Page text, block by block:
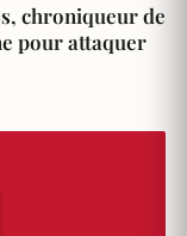
chroniqueur de
pour attaquer